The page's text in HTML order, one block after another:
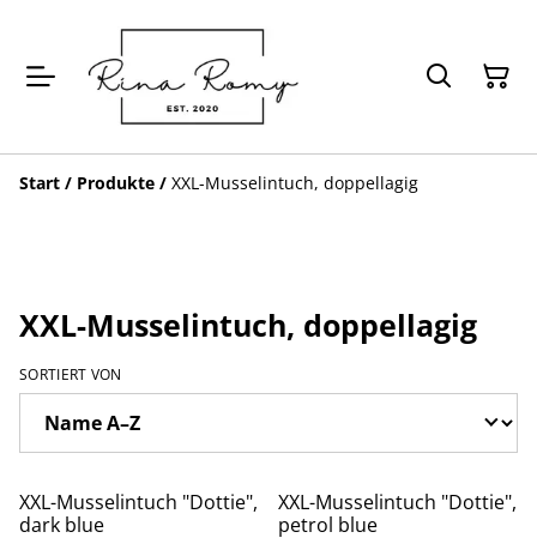
Start / Produkte / XXL-Musselintuch, doppellagig
XXL-Musselintuch, doppellagig
SORTIERT VON
XXL-Musselintuch "Dottie",
dark blue
XXL-Musselintuch "Dottie",
petrol blue